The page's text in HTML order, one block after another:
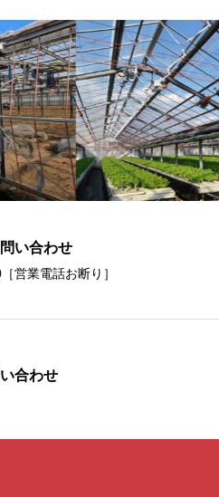
い合わせ
営業電話お断り］
合わせ